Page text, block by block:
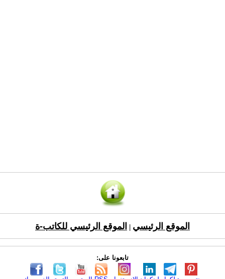
الموقع الرئيسي الموقع الرئيسي للكاتب-ة
تابعونا على: